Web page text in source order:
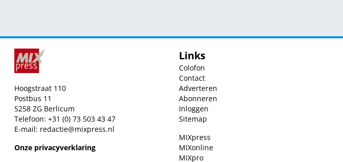
Hoogstraat 110
Postbus 11
5258 ZG Berlicum
Telefoon: +31 (0) 73 503 43 47
E-mail: redactie@mixpress.nl
Onze privacyverklaring
Links
Colofon
Contact
Adverteren
Abonneren
Inloggen
Sitemap
MIXpress
MIXonline
MIXpro